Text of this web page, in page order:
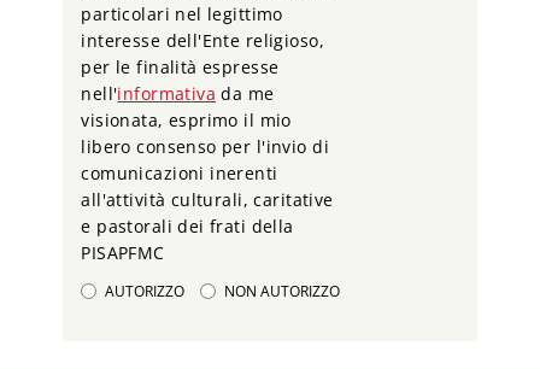
particolari nel legittimo
interesse dell'Ente religioso,
per le finalità espresse
nell'informativa da me
visionata, esprimo il mio
libero consenso per l'invio di
comunicazioni inerenti
all'attività culturali, caritative
e pastorali dei frati della
PISAPFMC
AUTORIZZO NON AUTORIZZO